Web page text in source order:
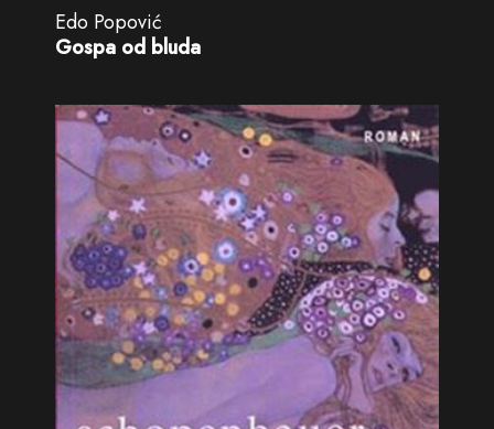
Edo Popović
Gospa od bluda